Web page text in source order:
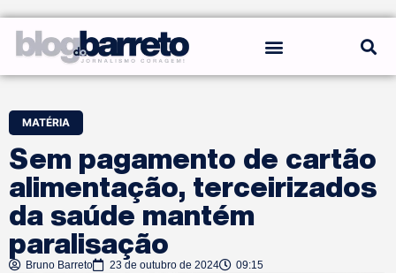
MATÉRIA
Sem pagamento de cartão
alimentação, terceirizados
da saúde mantém
paralisação
Bruno Barreto 23 de outubro de 2024 09:15